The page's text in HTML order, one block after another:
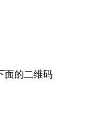
面的二维码